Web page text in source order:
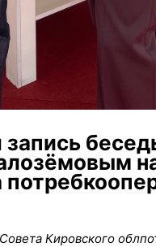
Кировского